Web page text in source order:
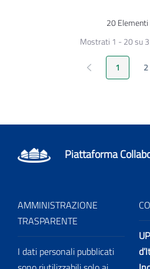
20 Elementi
Per
Mostrati 1 - 20 su
Pagina Precedente
Pagina
1 2
Piattaforma
AMMINISTRAZIONE
TRASPARENTE
I dati personali pubblicati